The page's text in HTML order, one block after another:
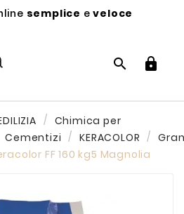
semplice eveloce
 
Chimica per
Cementizi KERACOLOR
FF 160 kg5 Magnolia